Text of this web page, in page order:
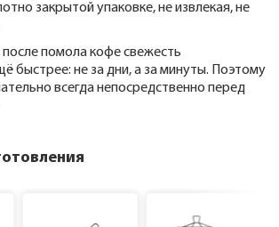
закрытой упаковке, не извлекая, не
помола кофе свежесть
быстрее: не за дни, а за минуты. Поэтому
всегда непосредственно перед